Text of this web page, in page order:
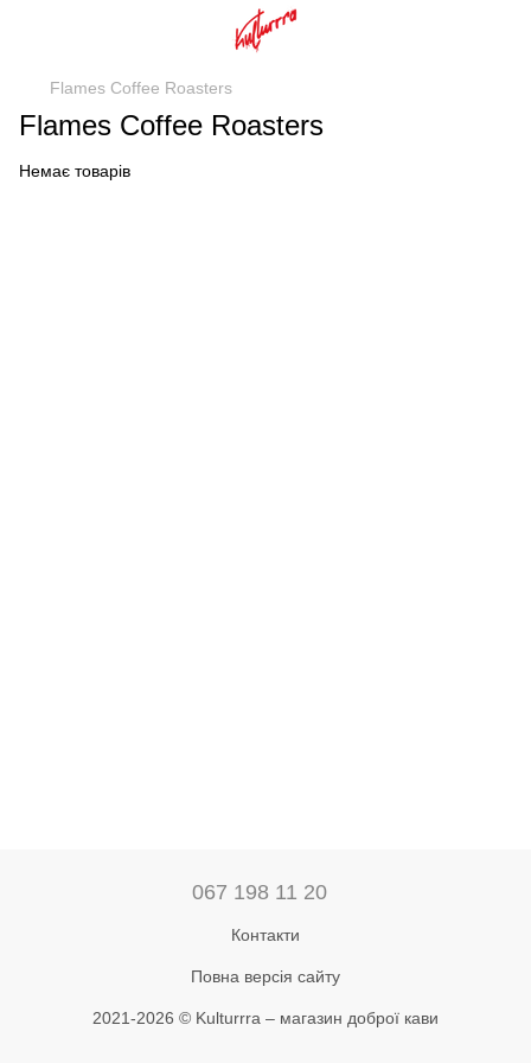
Flames Coffee Roasters
Flames Coffee Roasters
Немає товарів
067 198 11 20
Контакти
Повна версія сайту
2021-2026 © Kulturrra – магазин доброї кави